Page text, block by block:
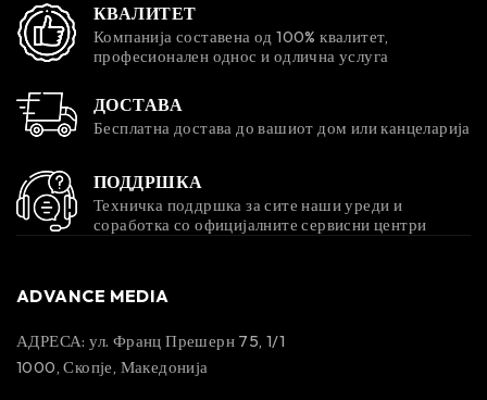
КВАЛИТЕТ
Компанија составена од 100% квалитет,
професионален однос и одлична услуга
ДОСТАВА
Бесплатна достава до вашиот дом или канцеларија
ПОДДРШКА
Техничка поддршка за сите наши уреди и
соработка со официјалните сервисни центри
ADVANCE MEDIA
АДРЕСА: ул. Франц Прешерн 75, 1/1
1000, Скопје, Македонија